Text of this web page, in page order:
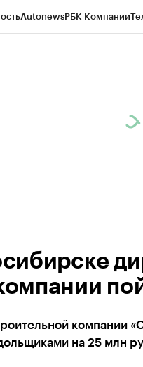
AutonewsРБК Компании
компании
на 25 млн